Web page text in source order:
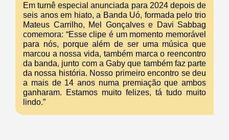
Em turnê especial anunciada para 2024 depois de
seis anos em hiato, a Banda Uó, formada pelo trio
Mateus Carrilho, Mel Gonçalves e Davi Sabbag
comemora: “Esse clipe é um momento memorável
para nós, porque além de ser uma música que
marcou a nossa vida, também marca o reencontro
da banda, junto com a Gaby que também faz parte
da nossa história. Nosso primeiro encontro se deu
a mais de 14 anos numa premiação que ambos
ganharam. Estamos muito felizes, tá tudo muito
lindo.”